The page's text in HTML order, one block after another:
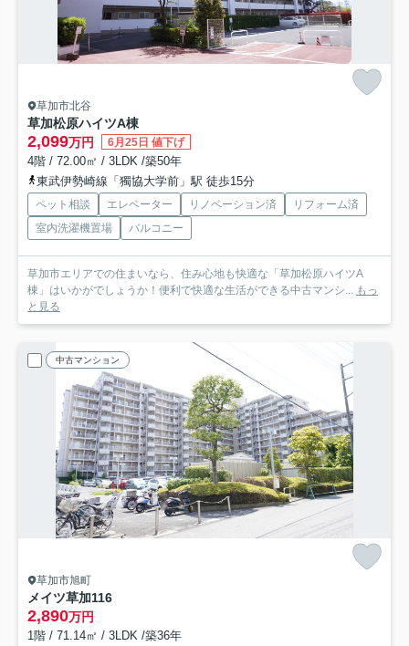
草加市北谷
草加松原ハイツA棟
2,099万円 6月25日 値下げ
4階 / 72.00㎡ / 3LDK /築50年
東武伊勢崎線「獨協大学前」駅 徒歩15分
ペット相談 エレベーター リノベーション済
リフォーム済
室内洗濯機置場
バルコニー
草加市エリアでの住まいなら、住み心地も快適な「草加松原ハイツA
棟」はいかがでしょうか！便利で快適な生活ができる中古マンシ...
もっ
と見る
中古マンション
草加市旭町
メイツ草加116
2,890万円
1階 / 71.14㎡ / 3LDK /築36年